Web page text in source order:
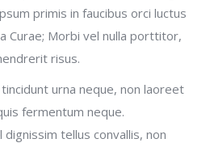
primis in faucibus orci luctus
Curae; Morbi vel nulla porttitor,
risus.
urna neque, non laoreet
fermentum neque.
tellus convallis, non